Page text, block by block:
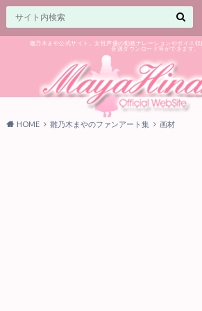
雛乃木まや公式サイト。女性声優の動画ナレーションやボイス
音源ダウンロード等ができます。
HOME 雛乃木まやのファンアート集 画材